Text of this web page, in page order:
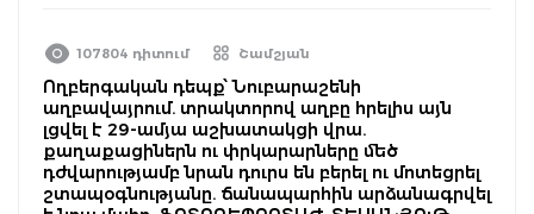
107804 դիտում Շամշյան
Ողբերգական դեպք՝ Նուբարաշենի
աղբավայրում. տրակտորով աղբը հրելիս այն
լցվել է 29-ամյա աշխատակցի վրա.
քաղաքացիներն ու փրկարարները մեծ
դժվարությամբ նրան դուրս են բերել ու մոտեցրել
շտապօգնությանը. ճանապարհին արձանագրվել